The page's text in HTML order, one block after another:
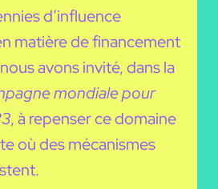
d’influence
matière de financement
avons invité, dans la
mondiale pour
, à repenser ce domaine
où des mécanismes